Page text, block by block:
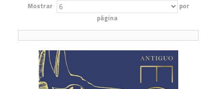
Mostrar
por
página